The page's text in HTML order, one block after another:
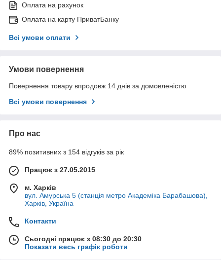
Оплата на рахунок
Оплата на карту ПриватБанку
Всі умови оплати
Умови повернення
Повернення товару впродовж 14 днів за домовленістю
Всі умови повернення
Про нас
89% позитивних з 154 відгуків за рік
Працює з 27.05.2015
м. Харків
вул. Амурська 5 (станція метро Академіка Барабашова),
Харків, Україна
Контакти
Сьогодні працює з 08:30 до 20:30
Показати весь графік роботи